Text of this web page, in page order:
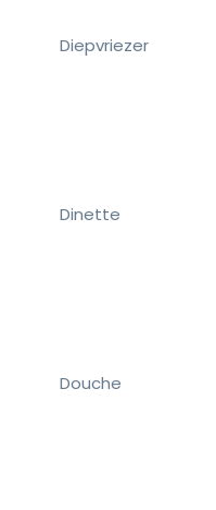
Diepvriezer
Dinette
Douche